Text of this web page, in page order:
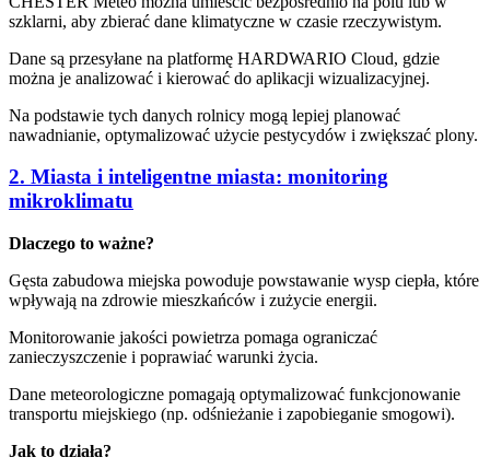
szklarni, aby zbierać dane klimatyczne w czasie rzeczywistym.
Dane są przesyłane na platformę HARDWARIO Cloud, gdzie
można je analizować i kierować do aplikacji wizualizacyjnej.
Na podstawie tych danych rolnicy mogą lepiej planować
nawadnianie, optymalizować użycie pestycydów i zwiększać plony.
2. Miasta i inteligentne miasta: monitoring
mikroklimatu
Dlaczego to ważne?
Gęsta zabudowa miejska powoduje powstawanie wysp ciepła, które
wpływają na zdrowie mieszkańców i zużycie energii.
Monitorowanie jakości powietrza pomaga ograniczać
zanieczyszczenie i poprawiać warunki życia.
Dane meteorologiczne pomagają optymalizować funkcjonowanie
transportu miejskiego (np. odśnieżanie i zapobieganie smogowi).
Jak to działa?